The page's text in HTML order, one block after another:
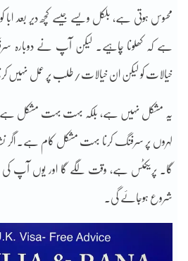
محسوس ہوتی ہے، بلکل ویسے جیسے کچھ دیر بعد ابا کو
ہے کہ کھلونا چاہیے۔ لیکن آپ نے دوبارہ
خیالات کو لیکن ان خیالات/طلب پر عمل نہیں
یہ مشکل نہیں ہے، بلکہ بہت بہت مشکل
لہروں پر سرفنگ کرنا بہت مشکل کام ہے۔ اگر
گا۔ پریکٹس ہے، وقت لگے گا اور یوں آپ
شروع ہوجائے گی۔